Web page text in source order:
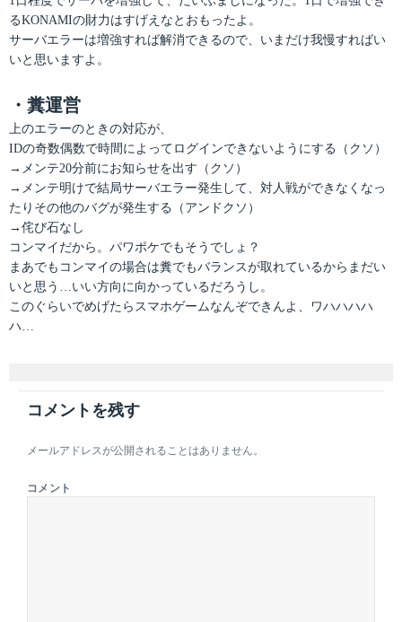
るKONAMIの財力はすげえなとおもったよ。
サーバエラーは増強すれば解消できるので、いまだけ我慢すればい
いと思いますよ。
・糞運営
上のエラーのときの対応が、
IDの奇数偶数で時間によってログインできないようにする（クソ）
→メンテ20分前にお知らせを出す（クソ）
→メンテ明けで結局サーバエラー発生して、対人戦ができなくなっ
たりその他のバグが発生する（アンドクソ）
→侘び石なし
コンマイだから。パワポケでもそうでしょ？
まあでもコンマイの場合は糞でもバランスが取れているからまだい
いと思う…いい方向に向かっているだろうし。
このぐらいでめげたらスマホゲームなんぞできんよ、ワハハハハ
ハ…
コメントを残す
メールアドレスが公開されることはありません。
コメント